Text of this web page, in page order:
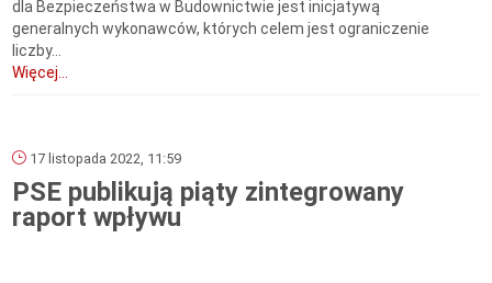
dla Bezpieczeństwa w Budownictwie jest inicjatywą
generalnych wykonawców, których celem jest ograniczenie
liczby...
Więcej...
17 listopada 2022, 11:59
PSE publikują piąty zintegrowany
raport wpływu